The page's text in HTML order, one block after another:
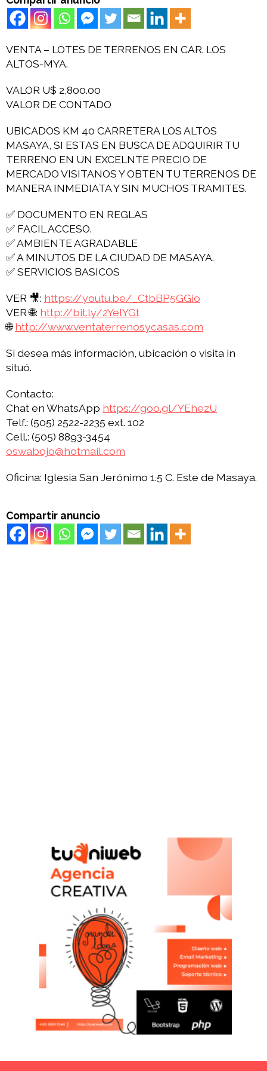
VENTA – LOTES DE TERRENOS EN CAR. LOS
ALTOS-MYA.
VALOR U$ 2,800.00
VALOR DE CONTADO
UBICADOS KM 40 CARRETERA LOS ALTOS
MASAYA, SI ESTAS EN BUSCA DE ADQUIRIR TU
TERRENO EN UN EXCELNTE PRECIO DE
MERCADO VISITANOS Y OBTEN TU TERRENOS DE
MANERA INMEDIATA Y SIN MUCHOS TRAMITES.
✅ DOCUMENTO EN REGLAS
✅ FACIL ACCESO.
✅ AMBIENTE AGRADABLE
✅ A MINUTOS DE LA CIUDAD DE MASAYA.
✅ SERVICIOS BASICOS
VER 🎥: https://youtu.be/_CtbBP5GGio
VER 🌐: http://bit.ly/2YelYGt
🌐http://www.ventaterrenosycasas.com
Si desea más información, ubicación o visita in
situó.
Contacto:
Chat en WhatsApp https://goo.gl/YEhezU
Telf.: (505) 2522-2235 ext. 102
Cell.: (505) 8893-3454
oswabojo@hotmail.com
Oficina: Iglesia San Jerónimo 1.5 C. Este de Masaya.
Compartir anuncio